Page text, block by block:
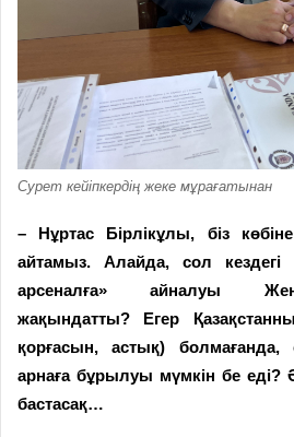
Сурет кейіпкердің жеке мұрағатынан
– Нұртас Бірлікұлы, біз
айтамыз. Алайда, сол кездегі
арсеналға» айналуы
жақындатты? Егер
қорғасын, астық)
арнаға бұрылуы мүмкін бе еді?
бастасақ…